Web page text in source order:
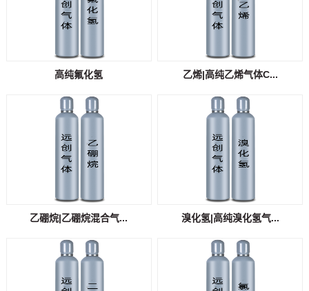
高纯氟化氢 乙烯|高纯乙烯气体C...
乙硼烷|乙硼烷混合气... 溴化氢|高纯溴化氢气...